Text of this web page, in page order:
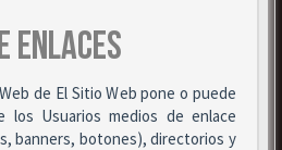
ENLACES
de El Sitio Web pone o puede
los Usuarios medios de enlace
banners, botones), directorios y